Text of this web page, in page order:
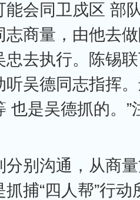
能会同卫戍区 部
志商量，由他去
忠去执行。陈锡
听吴德同志指挥
也是吴德抓的。”
分别沟通，从商
捕“四人帮”行